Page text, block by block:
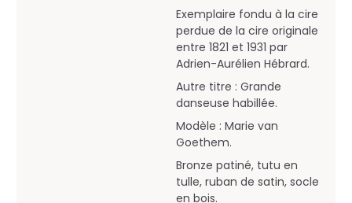
Exemplaire fondu à la cire
perdue de la cire originale
entre 1821 et 1931 par
Adrien-Aurélien Hébrard.
Autre titre : Grande
danseuse habillée.
Modèle : Marie van
Goethem.
Bronze patiné, tutu en
tulle, ruban de satin, socle
en bois.